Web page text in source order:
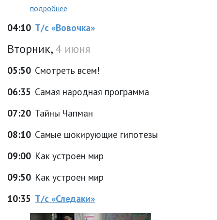
подробнее
04:10 Т/с «Вовочка»
Вторник,4 июня
05:50 Смотреть всем!
06:35 Самая народная программа
07:20 Тайны Чапман
08:10 Самые шокирующие гипотезы
09:00 Как устроен мир
09:50 Как устроен мир
10:35 Т/с «Следаки»